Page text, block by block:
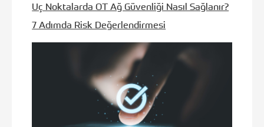
Uç Noktalarda OT Ağ Güvenliği Nasıl Sağlanır?
7 Adımda Risk Değerlendirmesi